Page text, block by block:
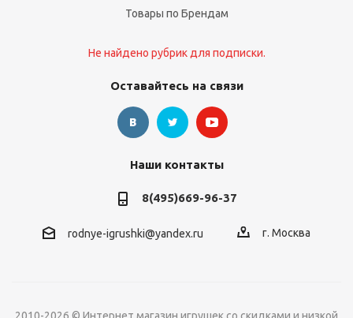
Товары по Брендам
Не найдено рубрик для подписки.
Оставайтесь на связи
Наши контакты
8(495)669-96-37
rodnye-igrushki@yandex.ru г. Москва